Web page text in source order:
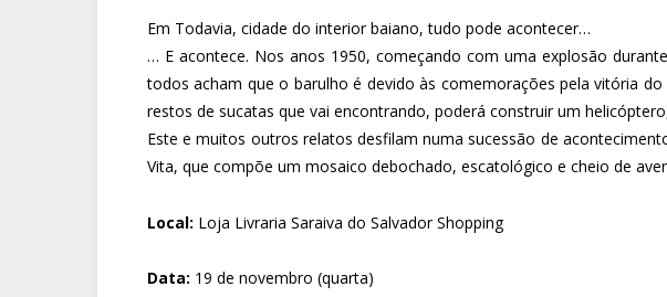
Em Todavia, cidade do interior baiano, tudo pode acontecer…
… E acontece. Nos anos 1950, começando com uma explosão
todos acham que o barulho é devido às comemorações pela vitória
restos de sucatas que vai encontrando, poderá construir um
Este e muitos outros relatos desfilam numa sucessão de
Vita, que compõe um mosaico debochado, escatológico e cheio de
Local: Loja Livraria Saraiva do Salvador Shopping
Data: 19 de novembro (quarta)